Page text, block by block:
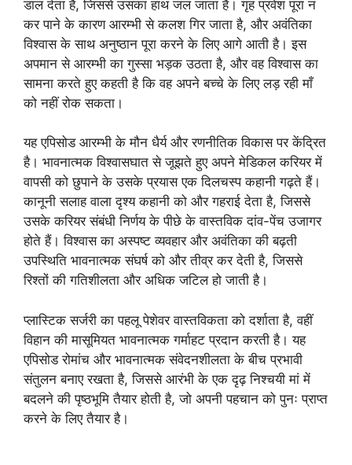
डाल देता है, जिससे उसका हाथ जल जाता है। गृह प्रवेश पूरा न
कर पाने के कारण आरम्भी से कलश गिर जाता है, और अवंतिका
विश्वास के साथ अनुष्ठान पूरा करने के लिए आगे आती है। इस
अपमान से आरम्भी का गुस्सा भड़क उठता है, और वह विश्वास का
सामना करते हुए कहती है कि वह अपने बच्चे के लिए लड़ रही माँ
को नहीं रोक सकता।
यह एपिसोड आरम्भी के मौन धैर्य और रणनीतिक विकास पर केंद्रित
है। भावनात्मक विश्वासघात से जूझते हुए अपने मेडिकल करियर में
वापसी को छुपाने के उसके प्रयास एक दिलचस्प कहानी गढ़ते हैं।
कानूनी सलाह वाला दृश्य कहानी को और गहराई देता है, जिससे
उसके करियर संबंधी निर्णय के पीछे के वास्तविक दांव-पेंच उजागर
होते हैं। विश्वास का अस्पष्ट व्यवहार और अवंतिका की बढ़ती
उपस्थिति भावनात्मक संघर्ष को और तीव्र कर देती है, जिससे
रिश्तों की गतिशीलता और अधिक जटिल हो जाती है।
प्लास्टिक सर्जरी का पहलू पेशेवर वास्तविकता को दर्शाता है, वहीं
विहान की मासूमियत भावनात्मक गर्माहट प्रदान करती है। यह
एपिसोड रोमांच और भावनात्मक संवेदनशीलता के बीच प्रभावी
संतुलन बनाए रखता है, जिससे आरंभी के एक दृढ़ निश्चयी मां में
बदलने की पृष्ठभूमि तैयार होती है, जो अपनी पहचान को पुनः प्राप्त
करने के लिए तैयार है।